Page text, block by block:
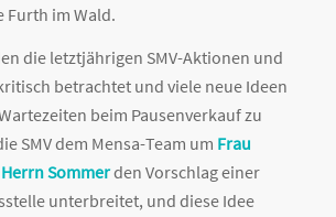
Furth im Wald.
die letztjährigen SMV-Aktionen und
betrachtet und viele neue Ideen
beim Pausenverkauf zu
SMV dem Mensa-Team um Frau
Herrn Sommerden Vorschlag einer
unterbreitet, und diese Idee